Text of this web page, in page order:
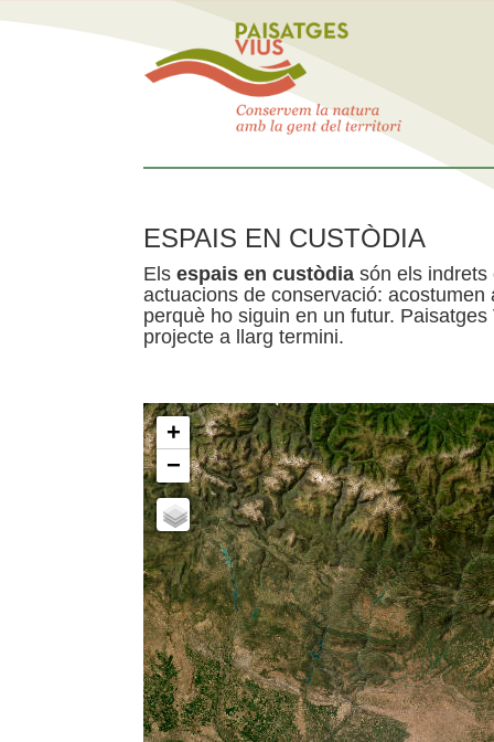
ESPAIS EN CUSTÒDIA
Els espais en custòdia són els indrets
actuacions de conservació:
perquè ho siguin en un futur.
projecte a llarg termini.
+
−